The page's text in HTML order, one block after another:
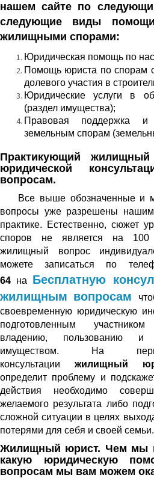
нашем сайте по
следующие виды
жилищными спорами:
Юридическая помощь по
Помощь юриста по спорам
долевого участия в
Юридические услуги в
(раздел имущества);
Правовая поддержка
земельным спорам
Практикующий
юридической
вопросам.
Все выше обозначенные и
вопросы уже разрешены
практике. Естественно, сюжет
споров не является на
жилищный вопрос
можете записаться по
64 на Бесплатную
жилищным вопросам
своевременную юридическую
подготовленным
владению, пользованию и
имуществом. На
консультации жилищный
определит проблему и
действия необходимо
желаемого результата либо
сложной ситуации в целях
потерями для себя и своей семьи.
Жилищный юрист. Чем мы
какую юридическую
вопросам мы вам можем